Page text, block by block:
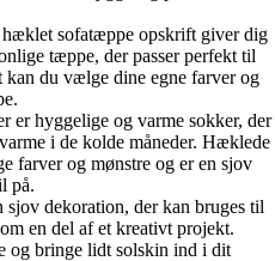
sofatæppe opskrift giver dig
tæppe, der passer perfekt til
du vælge dine egne farver og
hyggelige og varme sokker, der
i de kolde måneder. Hæklede
farver og mønstre og er en sjov
på.
dekoration, der kan bruges til
en del af et kreativt projekt.
og bringe lidt solskin ind i dit